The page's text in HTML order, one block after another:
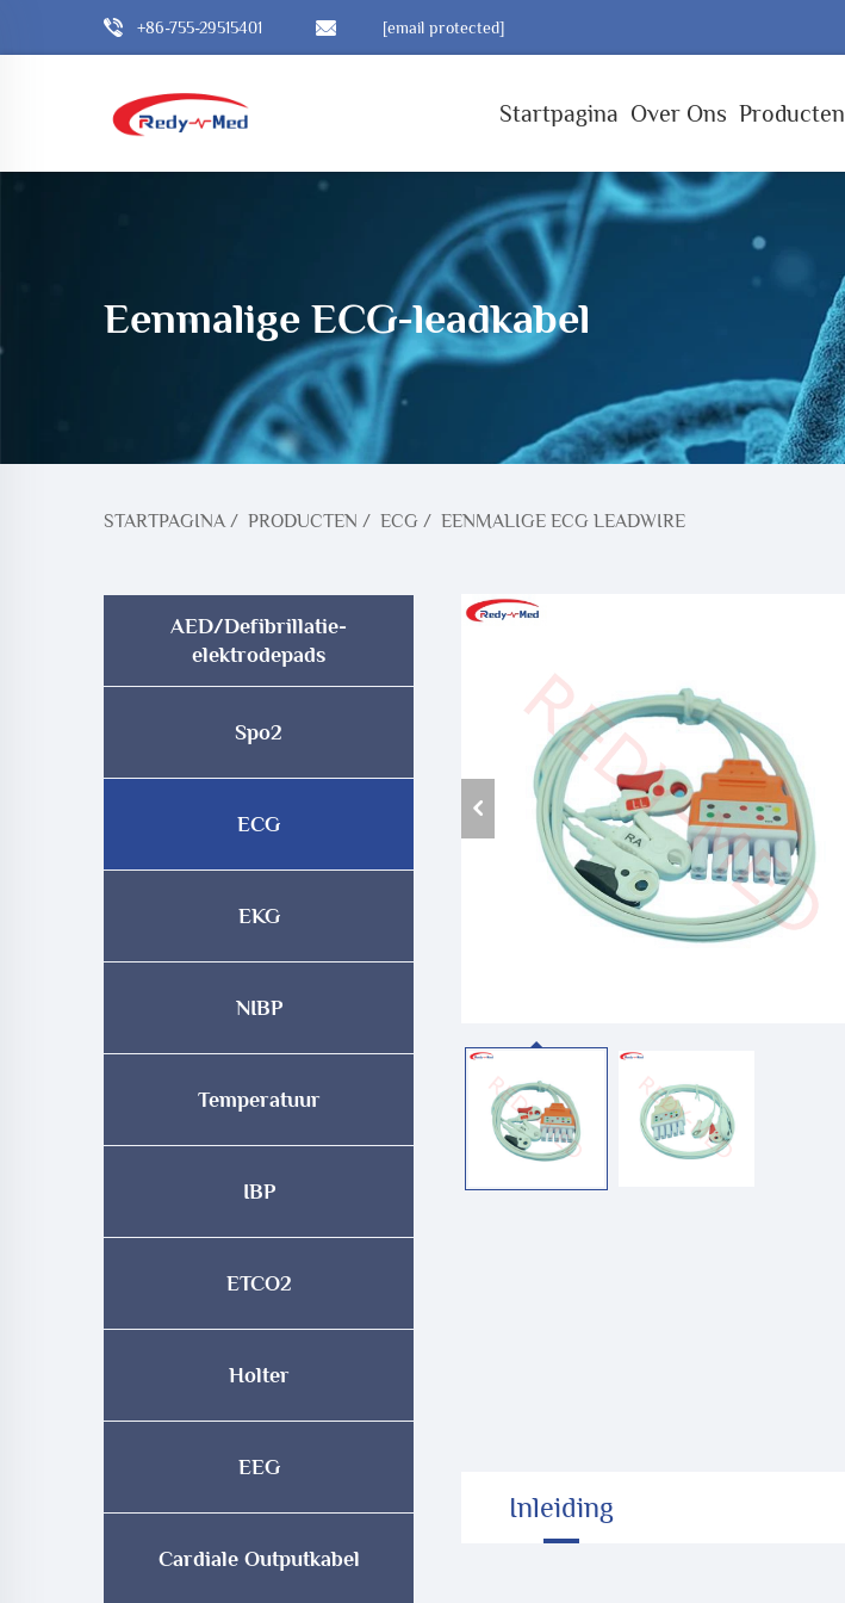
+86-755-29515401 [email protected]
Startpagina Over Ons Producten
Eenmalige ECG-leadkabel
STARTPAGINA/ PRODUCTEN / ECG / EENMALIGE ECG LEADWIRE
AED/Defibrillatie-
elektrodepads
Spo2
ECG
EKG
NIBP
Temperatuur
IBP
ETCO2
Holter
EEG
Cardiale Outputkabel
Inleiding